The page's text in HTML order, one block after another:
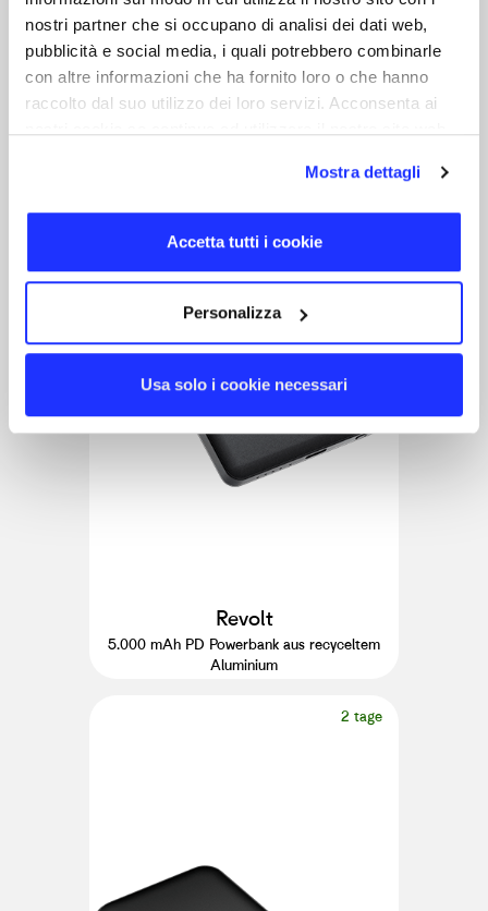
nostri partner che si occupano di analisi dei dati web,
pubblicità e social media, i quali potrebbero combinarle
con altre informazioni che ha fornito loro o che hanno
raccolto dal suo utilizzo dei loro servizi. Acconsenta ai
Mostra dettagli
Accetta tutti i cookie
Personalizza
Usa solo i cookie necessari
2 tage
Revolt
5.000 mAh PD Powerbank aus recyceltem
Aluminium
2 tage